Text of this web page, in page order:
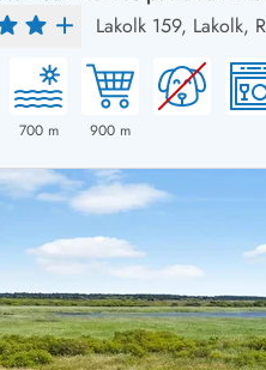
Med swimmingpool
slutrengøring inklusive
ved vandet
sauna
sommerhuse
udsigt
spa
fredagsskift
lørdagsskift
Lakolk 159, Lakolk,
700m 900 m